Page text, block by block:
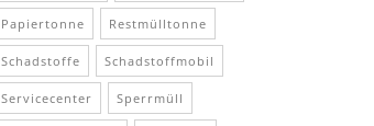
Papiertonne Restmülltonne
Schadstoffe Schadstoffmobil
Servicecenter Sperrmüll